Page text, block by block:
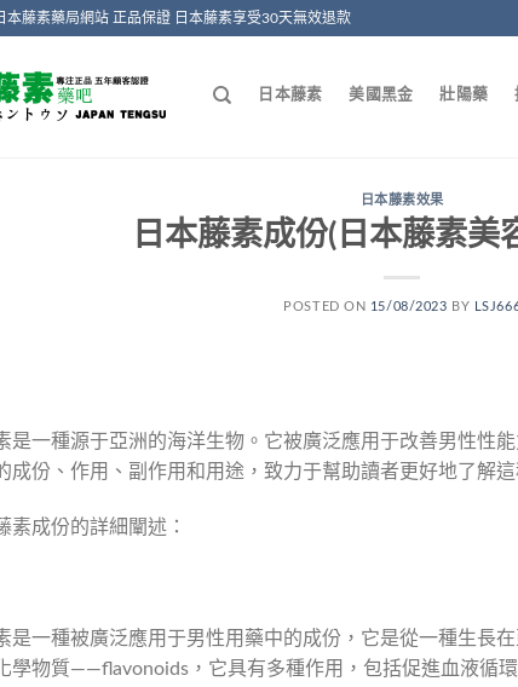
本藤素藥局網站 正品保證 日本藤素享受30天無效退款
日本藤素 美國黑金 壯陽藥
日本藤素效果
日本藤素成份(日本藤素美
POSTED ON 15/08/2023 BY
是一種源于亞洲的海洋生物。它被廣泛應用于改善男性性
成份、作用、副作用和用途，致力于幫助讀者更好地了解這
素成份的詳細闡述：
是一種被廣泛應用于男性用藥中的成份，它是從一種生長
學物質——flavonoids，它具有多種作用，包括促進血液循